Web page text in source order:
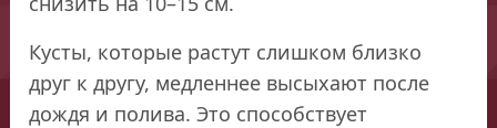
Кусты, которые растут слишком близко
друг к другу, медленнее высыхают после
дождя и полива. Это способствует